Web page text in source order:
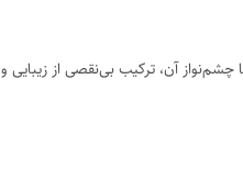
آن، ترکیب بی‌نقصی از زیبایی و